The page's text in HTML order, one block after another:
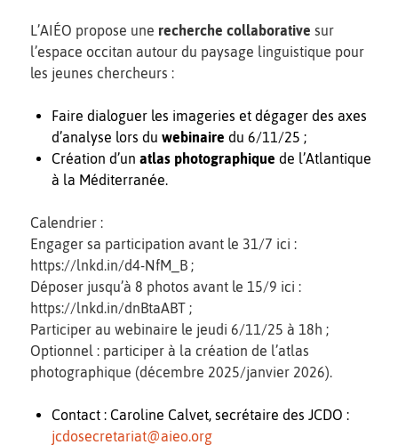
L’AIÉO propose une recherche collaborative sur
l’espace occitan autour du paysage linguistique pour
les jeunes chercheurs :
Faire dialoguer les imageries et dégager des axes
d’analyse lors du webinaire du 6/11/25 ;
Création d’un atlas photographique de l’Atlantique
à la Méditerranée.
Calendrier :
Engager sa participation avant le 31/7 ici :
https://lnkd.in/d4-NfM_B ;
Déposer jusqu’à 8 photos avant le 15/9 ici :
https://lnkd.in/dnBtaABT ;
Participer au webinaire le jeudi 6/11/25 à 18h ;
Optionnel : participer à la création de l’atlas
photographique (décembre 2025/janvier 2026).
Contact : Caroline Calvet, secrétaire des JCDO :
jcdosecretariat@aieo.org